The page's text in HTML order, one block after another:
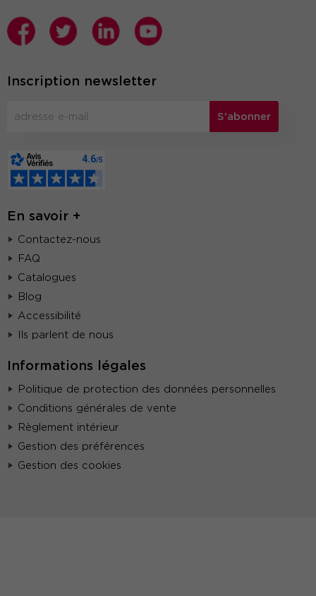
Inscription newsletter
S'abonner
En savoir +
Contactez-nous
FAQ
Catalogues
Blog
Accessibilité
Ils parlent de nous
Informations légales
Politique de protection des données personnelles
Conditions générales de vente
Règlement intérieur
Gestion des préférences
Gestion des cookies